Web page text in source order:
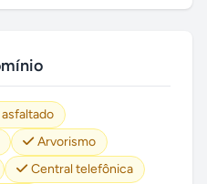
Arvorismo
Central telefônica